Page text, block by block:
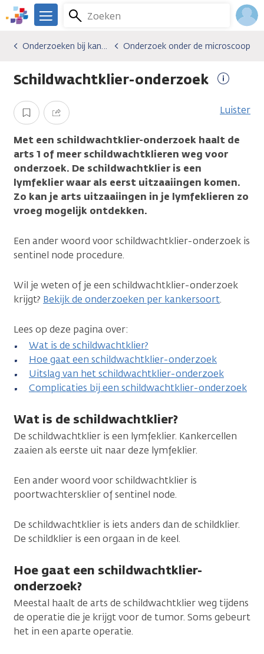
Overslaan
en
gaan
We
er
je.
Zoeken
Menu
Algemene onderwerpen
Onderzoeken bij kanker
Onderzoek onder de microscoop
Onderzoeken bij kanker Onderzoek onder de microscoop
Schildwachtklier-onderzoek
Opslaan Delen Luister
Met een schildwachtklier-onderzoek haalt de
arts 1 of meer schildwachtklieren weg voor
onderzoek. De schildwachtklier is een
lymfeklier waar als eerst uitzaaiingen komen.
Zo kan je arts uitzaaiingen in je lymfeklieren zo
vroeg mogelijk ontdekken.
Een ander woord voor schildwachtklier-onderzoek is
sentinel node procedure.
Wil je weten of je een schildwachtklier-onderzoek
krijgt? Bekijk de onderzoeken per kankersoort.
Lees op deze pagina over:
Wat is de schildwachtklier?
Hoe gaat een schildwachtklier-onderzoek
Uitslag van het schildwachtklier-onderzoek
Complicaties bij een schildwachtklier-onderzoek
Wat is de schildwachtklier?
De schildwachtklier is een lymfeklier. Kankercellen
zaaien als eerste uit naar deze lymfeklier.
Een ander woord voor schildwachtklier is
poortwachtersklier of sentinel node.
De schildwachtklier is iets anders dan de schildklier.
De schildklier is een orgaan in de keel.
Hoe gaat een schildwachtklier-
onderzoek?
Meestal haalt de arts de schildwachtklier weg tijdens
de operatie die je krijgt voor de tumor. Soms gebeurt
het in een aparte operatie.